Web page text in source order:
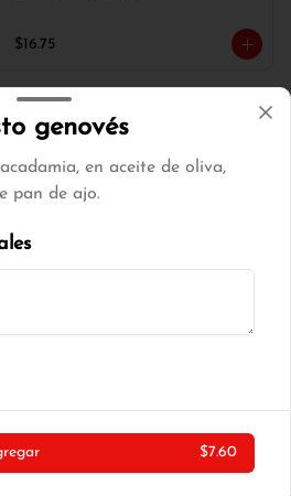
$16.75
Pizza mediana tocino 8
Combinación de queso , tocino, cebolla
blanca, champiñones y orégano.
$17.00
genovés
en aceite de oliva,
pan de ajo.
$7.60